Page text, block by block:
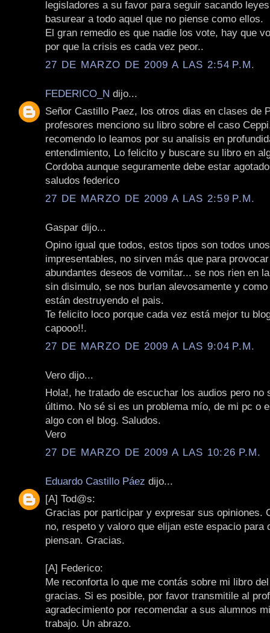
legisladores a su favor para seguir sacando
basurear a todo aquel que no piense como ellos.
El gran remedio es que nadie los vote, hay que
por que la crisis es cada vez peor..
27 DE MARZO DE 2009 A LAS 2:54 P.M.
FEDERICO_N dijo...
Señor Castillo Paez, los otros dias en clases de
profesores menciono su libro sobre el caso
recomendo lo leamos por su analisis en
entendimiento, Lo felicito y buscare su libro en
Cordoba aunque seguramente debe estar
saludos federico
27 DE MARZO DE 2009 A LAS 2:59 P.M.
Gaspar dijo...
Opino igual que todos, estos tipos son todos unos
impresentables, no sirven más que para
abundantes deseos de vomitar... se nos rien en
sin disimulo, se nos burlan alevosamente y
están destruyendo el pais.
Te felicito loco porque cada vez está mejor tu
capooo!!.
27 DE MARZO DE 2009 A LAS 9:04 P.M.
Vero dijo...
Hola!, he tratado de escuchar los audios pero no
último. No sé si es un problema mío, de mi pc o
algo con el blog. Saludos.
Vero
27 DE MARZO DE 2009 A LAS 10:26 P.M.
Eduardo Castillo Páez dijo...
[A] Tod@s:
Gracias por participar y expresar sus opiniones.
no, respeto y valoro que elijan este espacio para
piensan. Gracias.
[A] Federico:
Me reconforta lo que me contás sobre mi libro
gracias. Si es posible, por favor transmitile al
agradecimiento por recomendar a sus alumnos
trabajo. Un abrazo.